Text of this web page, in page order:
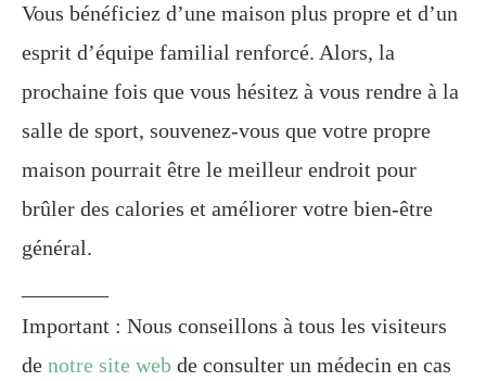
Vous bénéficiez d’une maison plus propre et d’un
esprit d’équipe familial renforcé. Alors, la
prochaine fois que vous hésitez à vous rendre à la
salle de sport, souvenez-vous que votre propre
maison pourrait être le meilleur endroit pour
brûler des calories et améliorer votre bien-être
général.
Important : Nous conseillons à tous les visiteurs
de notre site web de consulter un médecin en cas